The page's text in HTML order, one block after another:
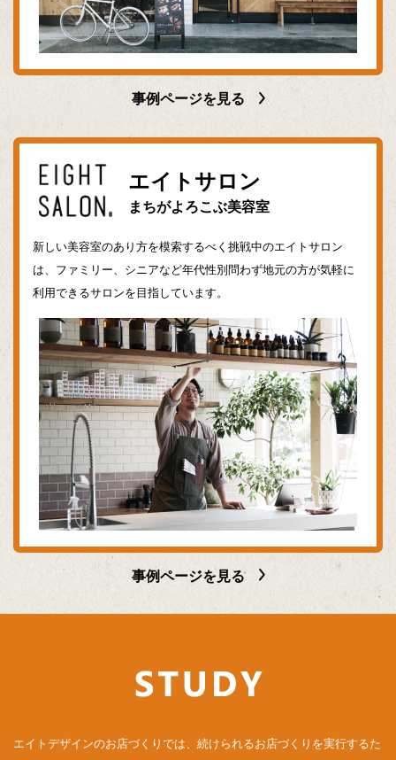
事例ページを見る
エイトサロン
まちがよろこぶ美容室
新しい美容室のあり方を模索するべく挑戦中のエイトサロン
は、ファミリー、シニアなど年代性別問わず地元の方が気軽に
利用できるサロンを目指しています。
事例ページを見る
エイトデザインのお店づくりでは、続けられるお店づくりを実行するた